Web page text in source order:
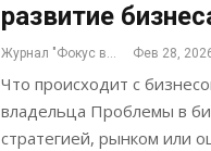
развитие
Журнал "Фокус внимания" Фев 28,
Что происходит с
владельца Проблемы в
стратегией, рынком или